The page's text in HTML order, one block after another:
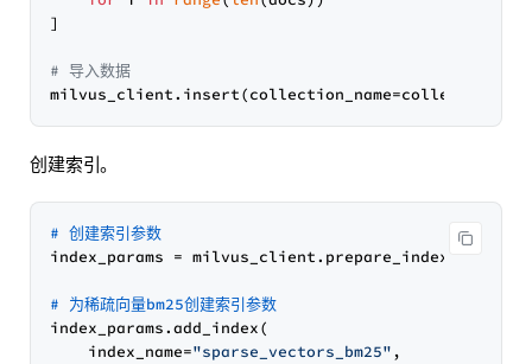
]
# 导入数据
创建索引。
# 创建索引参数
index_params =
# 为稀疏向量bm25创建索引参数
index_params.add_index(
    index_name=
"sparse_vectors_bm25" ,